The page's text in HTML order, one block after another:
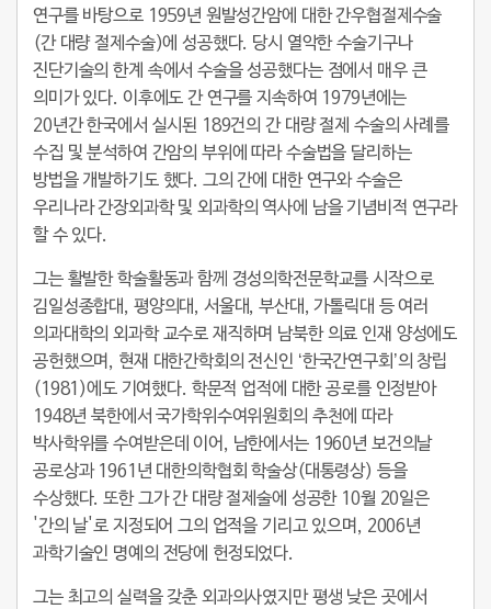
연구를 바탕으로 1959년 원발성간암에 대한 간우협절제수술
(간 대량 절제수술)에 성공했다. 당시 열악한 수술기구나
진단기술의 한계 속에서 수술을 성공했다는 점에서 매우 큰
의미가 있다. 이후에도 간 연구를 지속하여 1979년에는
20년간 한국에서 실시된 189건의 간 대량 절제 수술의 사례를
수집 및 분석하여 간암의 부위에 따라 수술법을 달리하는
방법을 개발하기도 했다. 그의 간에 대한 연구와 수술은
우리나라 간장외과학 및 외과학의 역사에 남을 기념비적 연구라
할 수 있다.
그는 활발한 학술활동과 함께 경성의학전문학교를 시작으로
김일성종합대, 평양의대, 서울대, 부산대, 가톨릭대 등 여러
의과대학의 외과학 교수로 재직하며 남북한 의료 인재 양성에도
공헌했으며, 현재 대한간학회의 전신인 ‘한국간연구회’의 창립
(1981)에도 기여했다. 학문적 업적에 대한 공로를 인정받아
1948년 북한에서 국가학위수여위원회의 추천에 따라
박사학위를 수여받은데 이어, 남한에서는 1960년 보건의날
공로상과 1961년 대한의학협회 학술상(대통령상) 등을
수상했다. 또한 그가 간 대량 절제술에 성공한 10월 20일은
'간의 날'로 지정되어 그의 업적을 기리고 있으며, 2006년
과학기술인 명예의 전당에 헌정되었다.
그는 최고의 실력을 갖춘 외과의사였지만 평생 낮은 곳에서